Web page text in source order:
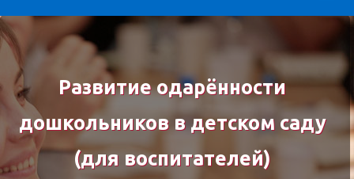
Развитие одарённости
дошкольников в детском саду
(для воспитателей)